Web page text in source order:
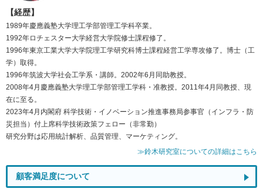
【経歴】
1989年慶應義塾大学理工学部管理工学科卒業。
1992年ロチェスター大学経営大学院修士課程修了。
1996年東京工業大学大学院理工学研究科博士課程経営工学専攻修了。博士（工
学）取得。
1996年筑波大学社会工学系・講師。2002年6月同助教授。
2008年4月慶應義塾大学理工学部管理工学科・准教授。2011年4月同教授、現
在に至る。
2023年4月内閣府 科学技術・イノベーション推進事務局参事官（インフラ・防
災担当）付上席科学技術政策フェロー（非常勤）
研究分野は応用統計解析、品質管理、マーケティング。
≫鈴木研究室についての詳細はこちら
顧客満足度について